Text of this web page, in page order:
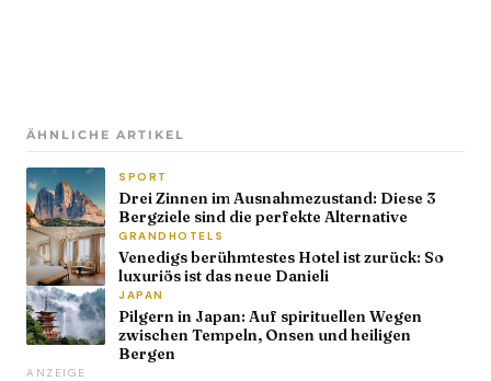
ÄHNLICHE ARTIKEL
SPORT
Drei Zinnen im Ausnahmezustand: Diese 3
Bergziele sind die perfekte Alternative
GRANDHOTELS
Venedigs berühmtestes Hotel ist zurück: So
luxuriös ist das neue Danieli
JAPAN
Pilgern in Japan: Auf spirituellen Wegen
zwischen Tempeln, Onsen und heiligen
Bergen
ANZEIGE